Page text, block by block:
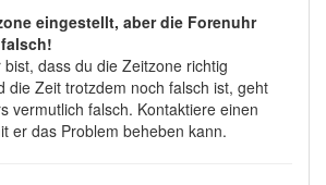
eingestellt, aber die Forenuhr
dass du die Zeitzone richtig
die Zeit trotzdem noch falsch ist, geht
vermutlich falsch. Kontaktiere einen
er das Problem beheben kann.